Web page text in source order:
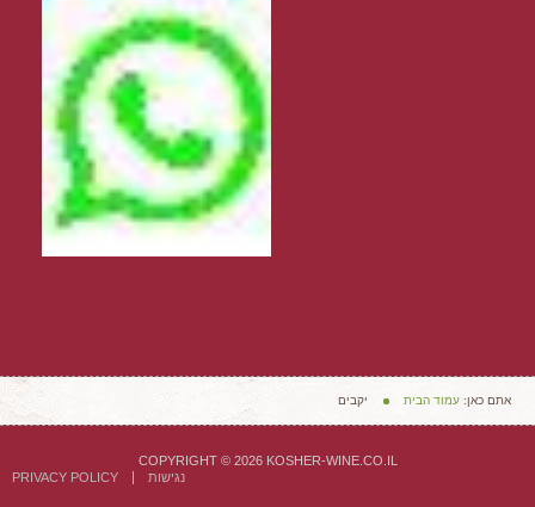
אתם כאן: עמוד הבית יקבים
COPYRIGHT © 2026 KOSHER-WINE.CO.IL
PRIVACY POLICY
נגישות